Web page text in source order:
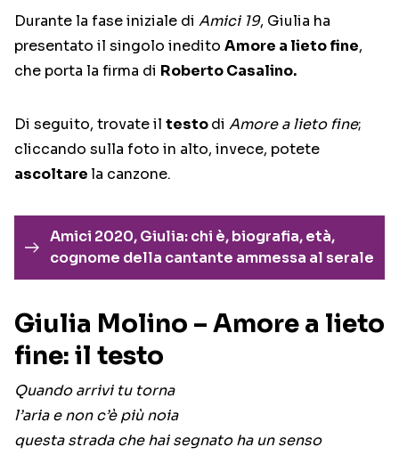
Durante la fase iniziale di Amici 19, Giulia ha
presentato il singolo inedito Amore a lieto fine,
che porta la firma di Roberto Casalino.
Di seguito, trovate il testodi Amore a lieto fine;
cliccando sulla foto in alto, invece, potete
ascoltarela canzone.
Amici 2020, Giulia: chi è, biografia, età,
cognome della cantante ammessa al serale
Giulia Molino – Amore a lieto
fine: il testo
Quando arrivi tu torna
l’aria e non c’è più noia
questa strada che hai segnato ha un senso